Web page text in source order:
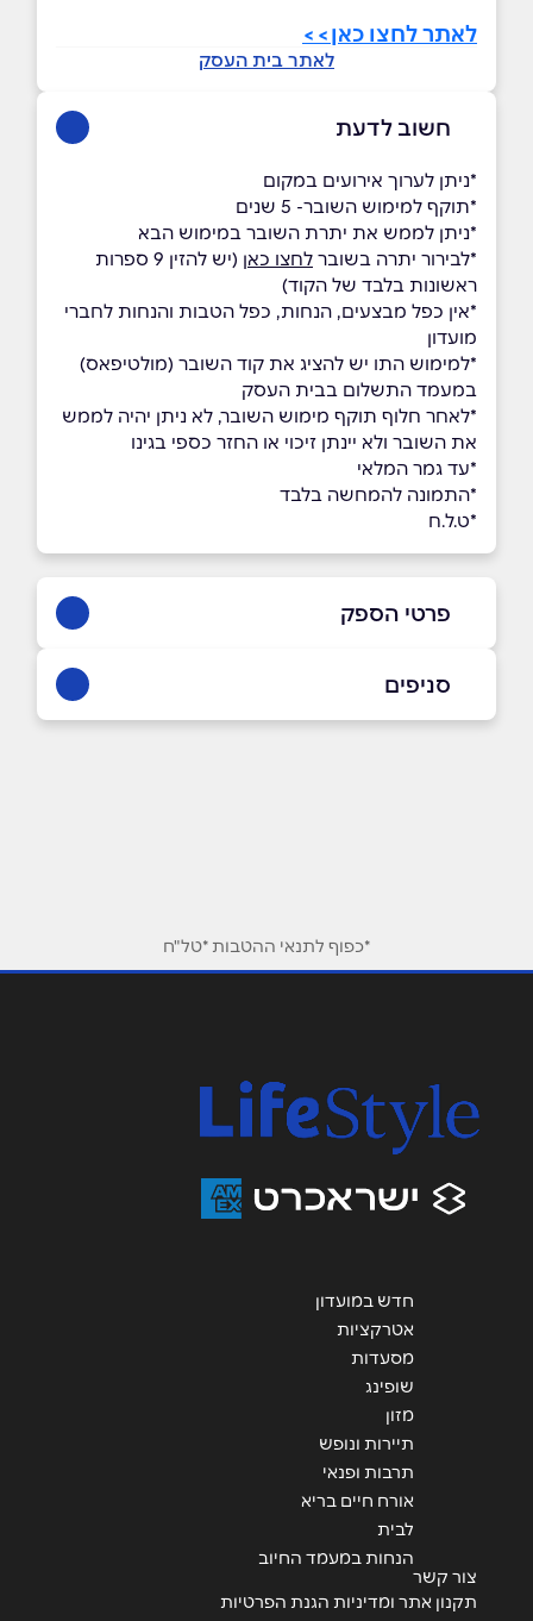
לאתר לחצו כאן>>
לאתר בית העסק
חשוב לדעת
*ניתן לערוך אירועים במקום
*תוקף למימוש השובר- 5 שנים
*ניתן לממש את יתרת השובר במימוש הבא
*לבירור יתרה בשובר לחצו כאן
(יש להזין 9 ספרות
ראשונות בלבד של הקוד)
*אין כפל מבצעים, הנחות, כפל הטבות והנחות לחברי
מועדון
*למימוש התו יש להציג את קוד השובר (מולטיפאס)
במעמד התשלום בבית העסק
*לאחר חלוף תוקף מימוש השובר, לא ניתן יהיה לממש
את השובר ולא יינתן זיכוי או החזר כספי בגינו
*עד גמר המלאי
*התמונה להמחשה בלבד
*ט.ל.ח
פרטי הספק
באתר בפייסבוק באינסטגרם
אנא חזרו אלי בקשר ל...
סניפים
*כפוף לתנאי ההטבות *טל"ח
חדש במועדון
אטרקציות
מסעדות
שופינג
מזון
תיירות ונופש
תרבות ופנאי
אורח חיים בריא
לבית
הנחות במעמד החיוב
צור קשר
תקנון אתר ומדיניות הגנת הפרטיות